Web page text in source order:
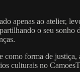
apenas ao atelier,
o seu sonho
como forma de
culturais no